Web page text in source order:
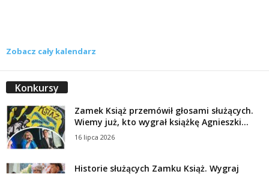
Zobacz cały kalendarz
Konkursy
Zamek Książ przemówił głosami służących.
Wiemy już, kto wygrał książkę Agnieszki...
16 lipca 2026
Historie służących Zamku Książ. Wygraj